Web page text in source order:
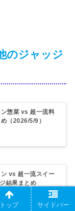
のジャッジ
惣菜 vs 超一流料
（2026/5/9）
vs 超一流スイー
結果まとめ
トップ サイドバー